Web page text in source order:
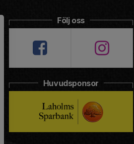
Följ oss
Huvudsponsor